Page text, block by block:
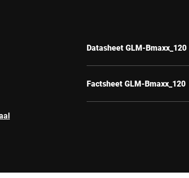
Datasheet GLM-Bmaxx_120
Factsheet GLM-Bmaxx_120